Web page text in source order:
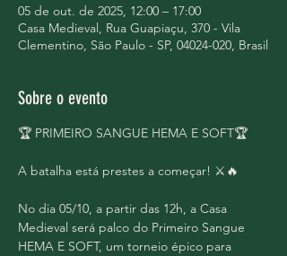
05 de out. de 2025, 12:00 – 17:00
Casa Medieval, Rua Guapiaçu, 370 - Vila
Clementino, São Paulo - SP, 04024-020, Brasil
Sobre o evento
🏆 PRIMEIRO SANGUE HEMA E SOFT🏆
A batalha está prestes a começar! ⚔🔥
No dia 05/10, a partir das 12h, a Casa
Medieval será palco do Primeiro Sangue
HEMA E SOFT, um torneio épico para